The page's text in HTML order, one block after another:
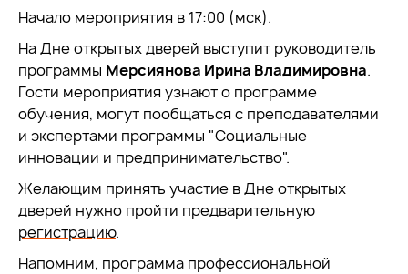
Начало мероприятия в 17:00 (мск).
На Дне открытых дверей выступит руководитель
программы Мерсиянова Ирина Владимировна.
Гости мероприятия узнают о программе
обучения, могут пообщаться с преподавателями
и экспертами программы "Социальные
инновации и предпринимательство".
Желающим принять участие в Дне открытых
дверей нужно пройти предварительную
регистрацию.
Напомним, программа профессиональной